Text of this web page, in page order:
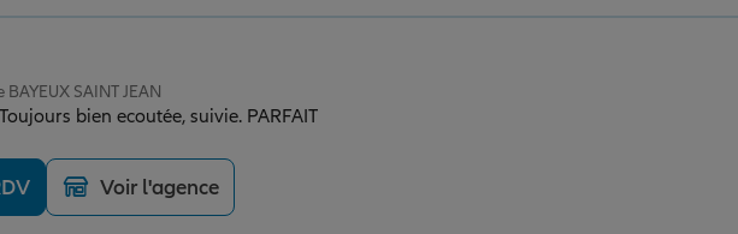
SAINT JEAN
bien ecoutée, suivie. PARFAIT
Voir l'agence